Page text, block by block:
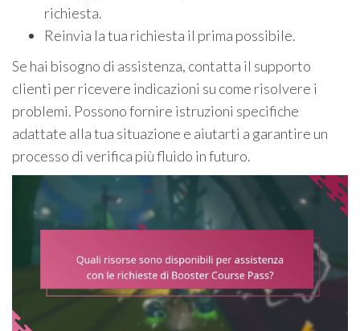
richiesta.
Reinvia la tua richiesta il prima possibile.
Se hai bisogno di assistenza, contatta il supporto
clienti per ricevere indicazioni su come risolvere i
problemi. Possono fornire istruzioni specifiche
adattate alla tua situazione e aiutarti a garantire un
processo di verifica più fluido in futuro.